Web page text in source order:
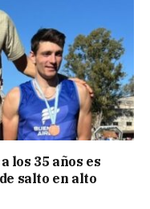
los 35 años es
salto en alto